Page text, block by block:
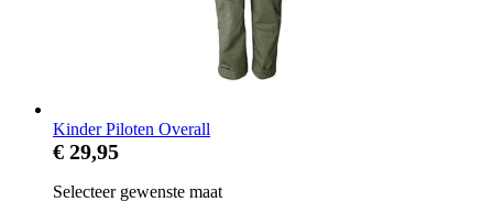
Kinder Piloten Overall
€ 29,95
Selecteer gewenste maat